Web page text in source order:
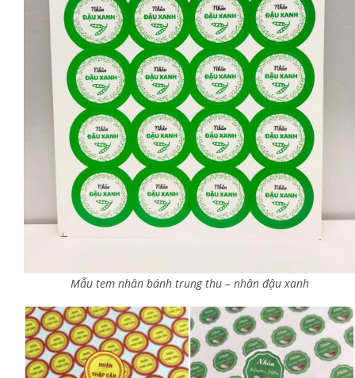
Mẫu tem nhân bánh trung thu – nhân đậu xanh